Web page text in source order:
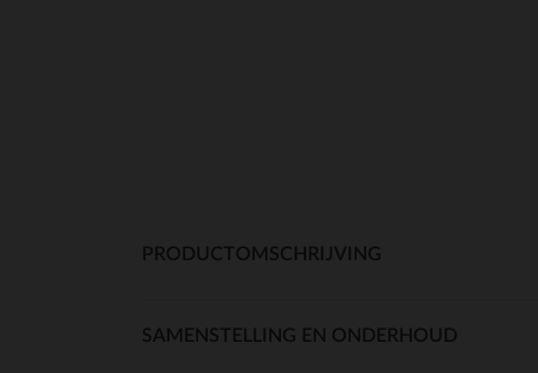
PRODUCTOMSCHRIJVING
SAMENSTELLING EN ONDERHOUD